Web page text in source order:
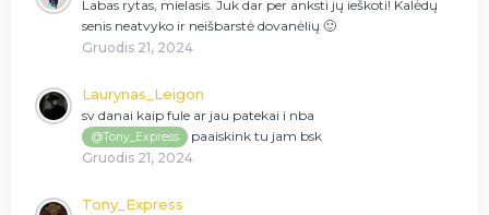
Labas rytas, mielasis. Juk dar per anksti jų ieškoti! Kalėdų
senis neatvyko ir neišbarstė dovanėlių 🙂
Gruodis 21, 2024
Laurynas_Leigon
sv danai kaip fule ar jau patekai i nba
@Tony_Express
paaiskink tu jam bsk
Gruodis 21, 2024
Tony_Express